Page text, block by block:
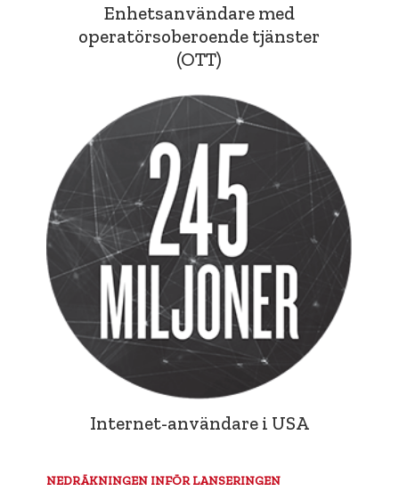
Enhetsanvändare med
operatörsoberoende tjänster
(OTT)
Internet-användare i USA
NEDRÄKNINGEN INFÖR LANSERINGEN